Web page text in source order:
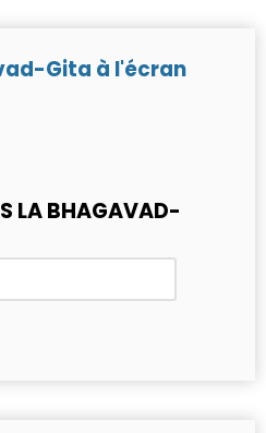
Gita à l'écran
LA BHAGAVAD-
for results.